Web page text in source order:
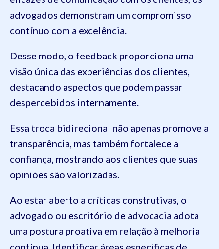
advogados demonstram um compromisso
contínuo com a excelência.
Desse modo, o feedback proporciona uma
visão única das experiências dos clientes,
destacando aspectos que podem passar
despercebidos internamente.
Essa troca bidirecional não apenas promove a
transparência, mas também fortalece a
confiança, mostrando aos clientes que suas
opiniões são valorizadas.
Ao estar aberto a críticas construtivas, o
advogado ou escritório de advocacia adota
uma postura proativa em relação à melhoria
contínua. Identificar áreas específicas de